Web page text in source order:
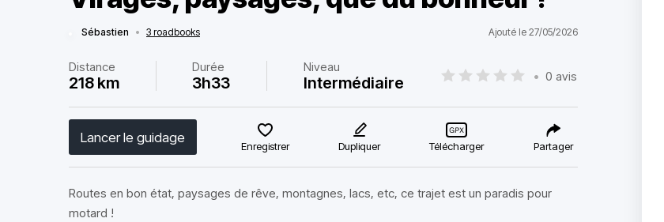
Sébastien • 3 roadbooks Ajouté le 27/05/2026
Distance
218 km
Durée
3h33
Niveau
Intermédiaire • 0 avis
Lancer le guidage
Enregistrer Dupliquer Télécharger Partager
Routes en bon état, paysages de rêve, montagnes, lacs, etc, ce trajet est un paradis pour
motard !